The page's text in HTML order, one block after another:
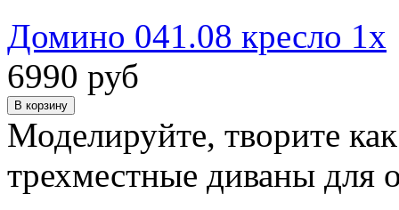
Домино 041.08 кресло 1х
6990 руб
Моделируйте, творите
трехместные диваны для